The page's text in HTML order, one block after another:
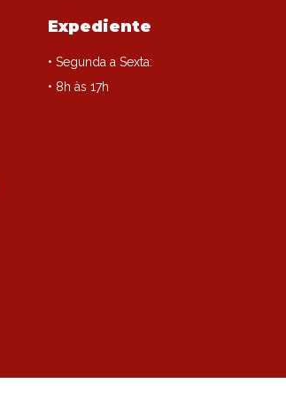
Expediente
• Segunda a Sexta:
• 8h às 17h